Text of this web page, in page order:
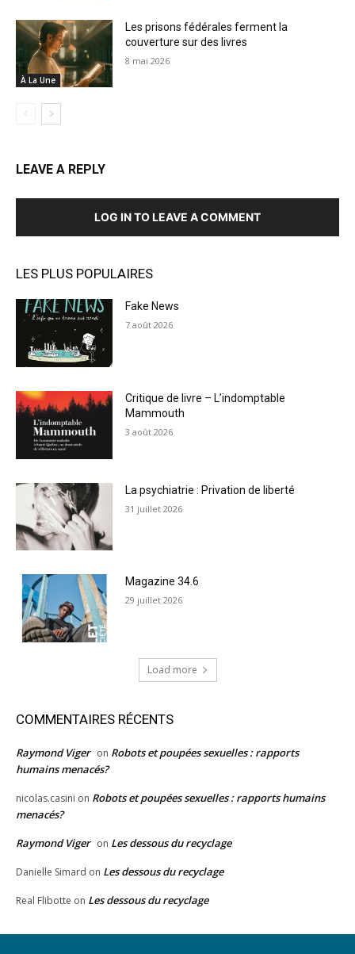
À La Une
Les prisons fédérales ferment la
couverture sur des livres
8 mai 2026
LEAVE A REPLY
LOG IN TO LEAVE A COMMENT
LES PLUS POPULAIRES
Fake News
7 août 2026
Critique de livre – L’indomptable
Mammouth
3 août 2026
La psychiatrie : Privation de liberté
31 juillet 2026
Magazine 34.6
29 juillet 2026
Load more
COMMENTAIRES RÉCENTS
Raymond Viger on Robots et poupées sexuelles : rapports
humains menacés?
nicolas.casini on Robots et poupées sexuelles : rapports humains
menacés?
Raymond Viger on Les dessous du recyclage
Danielle Simard on Les dessous du recyclage
Real Flibotte on Les dessous du recyclage